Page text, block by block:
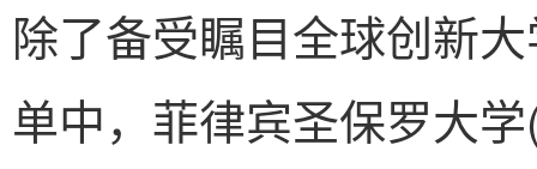
除了备受瞩目全球创新
单中，菲律宾圣保罗大